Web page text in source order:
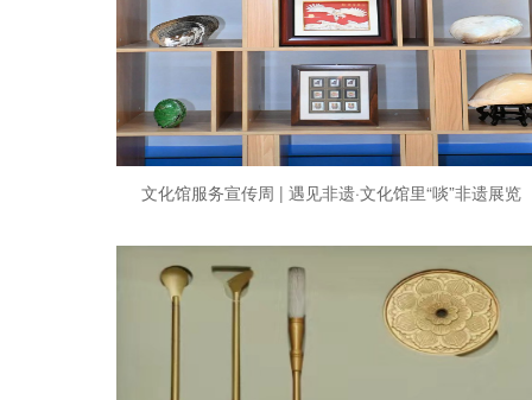
文化馆服务宣传周 | 遇见非遗·文化馆里“啖”非遗展览